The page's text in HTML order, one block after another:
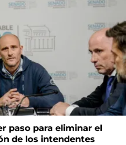
paso para eliminar el
de los intendentes